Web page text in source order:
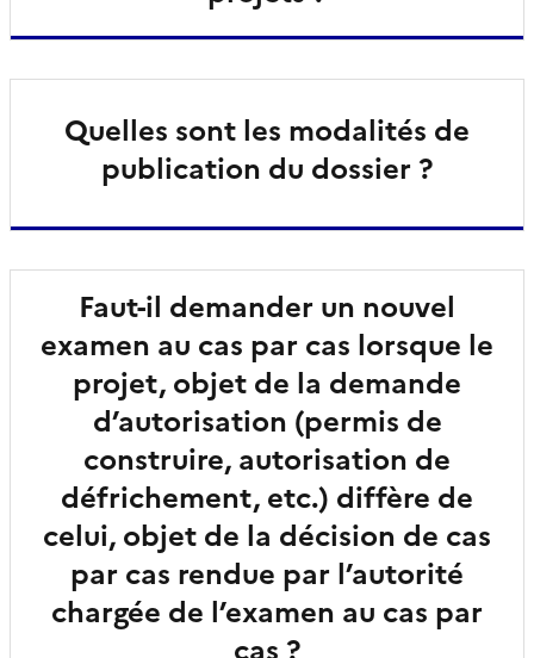
Quelles sont les modalités de
publication du dossier ?
Faut-il demander un nouvel
examen au cas par cas lorsque le
projet, objet de la demande
d’autorisation (permis de
construire, autorisation de
défrichement, etc.) diffère de
celui, objet de la décision de cas
par cas rendue par l’autorité
chargée de l’examen au cas par